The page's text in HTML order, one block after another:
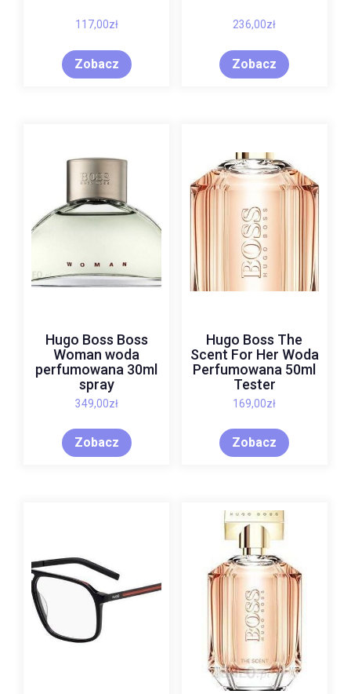
117,00zł
Zobacz
236,00zł
Zobacz
Hugo Boss Boss
Woman woda
perfumowana 30ml
spray
349,00zł
Zobacz
Hugo Boss The
Scent For Her Woda
Perfumowana 50ml
Tester
169,00zł
Zobacz